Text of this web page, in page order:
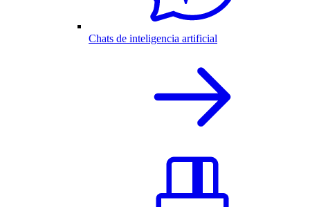
Chats de inteligencia artificial